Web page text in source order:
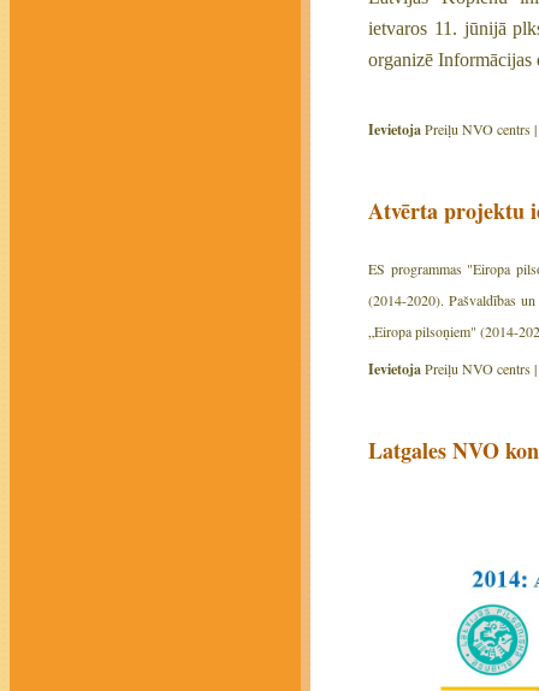
ietvaros 11. jūnijā
organizē Informācijas
IevietojaPreiļu NVO centrs |
Atvērta projektu
ES programmas "Eiropa
(2014-2020). Pašvaldības
„Eiropa pilsoņiem" (2014-
IevietojaPreiļu NVO centrs |
Latgales NVO